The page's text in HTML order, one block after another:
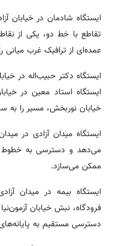
ایستگاه شادمان در خیابان
تقاطع با خط دو، یکی از
عمده‌ای از ترافیک غرب
ایستگاه دکتر حبیب‌اله در
ایستگاه استاد معین در
خیابان نوربخش، مسیر را
ایستگاه میدان آزادی در
می‌دهد و دسترسی به خطوط
ممکن می‌سازد.
ایستگاه بیمه در میدان
فرودگاه، نبش خیابان
دسترسی مستقیم به